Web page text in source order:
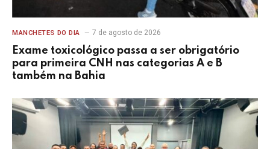
MANCHETES DO DIA 7 de agosto de 2026
Exame toxicológico passa a ser obrigatório
para primeira CNH nas categorias A e B
também na Bahia